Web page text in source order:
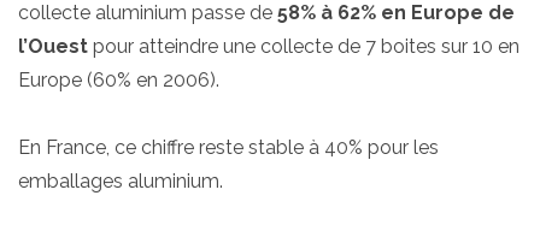
collecte aluminium passe de 58% à 62% en Europe de
l’Ouest pour atteindre une collecte de 7 boites sur 10 en
Europe (60% en 2006).
En France, ce chiffre reste stable à 40% pour les
emballages aluminium.